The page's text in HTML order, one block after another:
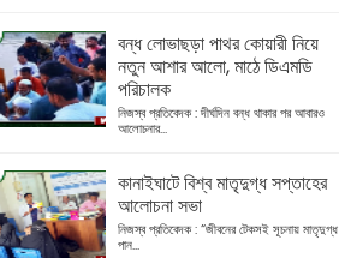
বন্ধ লোভাছড়া পাথর কোয়ারী নিয়ে
নতুন আশার আলো, মাঠে ডিএমডি
পরিচালক
নিজস্ব প্রতিবেদক : দীর্ঘদিন বন্ধ থাকার পর আবারও
আলোচনার...
কানাইঘাটে বিশ্ব মাতৃদুগ্ধ সপ্তাহের
আলোচনা সভা
নিজস্ব প্রতিবেদক : “জীবনের টেকসই সূচনায় মাতৃদুগ্ধ
পান...